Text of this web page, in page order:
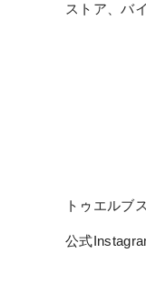
ストア、バ
トゥエルブ
公式